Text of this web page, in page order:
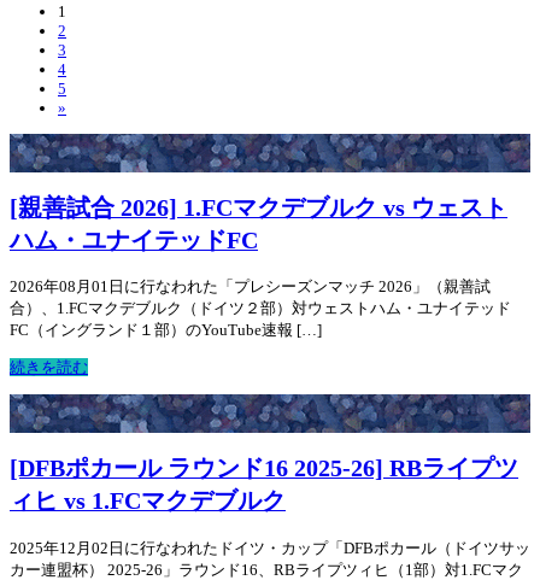
1
2
3
4
5
»
[親善試合 2026] 1.FCマクデブルク vs ウェスト
ハム・ユナイテッドFC
2026年08月01日に行なわれた「プレシーズンマッチ 2026」（親善試
合）、1.FCマクデブルク（ドイツ２部）対ウェストハム・ユナイテッド
FC（イングランド１部）のYouTube速報 […]
続きを読む
[DFBポカール ラウンド16 2025-26] RBライプツ
ィヒ vs 1.FCマクデブルク
2025年12月02日に行なわれたドイツ・カップ「DFBポカール（ドイツサッ
カー連盟杯） 2025-26」ラウンド16、RBライプツィヒ（1部）対1.FCマク